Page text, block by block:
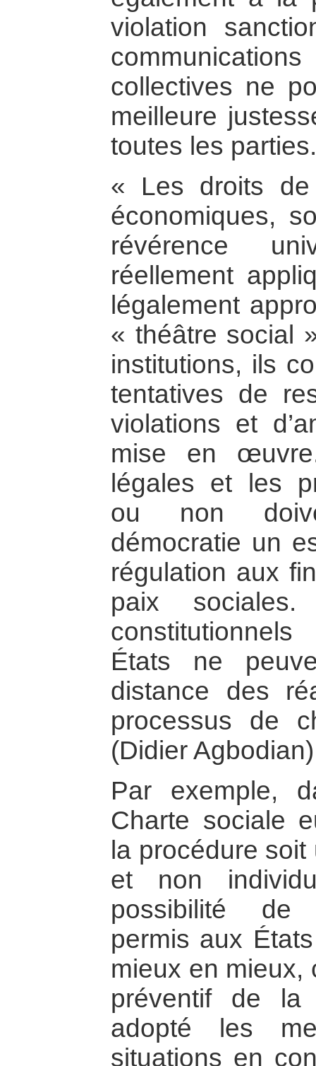
violation
collectives ne
meilleure
toutes les parties.
« Les droits de
économiques,
révérence
réellement
légalement
« théâtre social
institutions, ils
tentatives de
violations et
mise en
légales et les
ou non
démocratie un
régulation aux
paix sociales.
États ne
distance des
processus de
(Didier Agbodian)
Par exemple,
Charte sociale
la procédure
et non
possibilité de
permis aux
mieux en mieux,
préventif de
adopté les
situations en